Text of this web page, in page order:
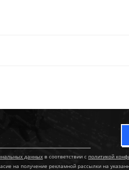
данных в соответствии с политикой
на получение рекламной рассылки на